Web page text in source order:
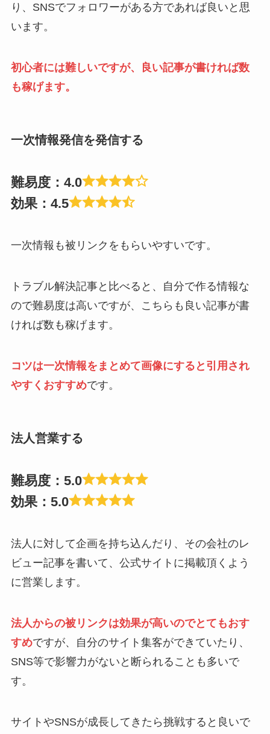
り、SNSでフォロワーがある方であれば良いと思
います。
初心者には難しいですが、良い記事が書ければ数
も稼げます。
一次情報発信を発信する
難易度：4.0
効果：4.5
一次情報も被リンクをもらいやすいです。
トラブル解決記事と比べると、自分で作る情報な
ので難易度は高いですが、こちらも良い記事が書
ければ数も稼げます。
コツは一次情報をまとめて画像にすると引用され
やすくおすすめです。
法人営業する
難易度：5.0
効果：5.0
法人に対して企画を持ち込んだり、その会社のレ
ビュー記事を書いて、公式サイトに掲載頂くよう
に営業します。
法人からの被リンクは効果が高いのでとてもおす
すめですが、自分のサイト集客ができていたり、
SNS等で影響力がないと断られることも多いで
す。
サイトやSNSが成長してきたら挑戦すると良いで